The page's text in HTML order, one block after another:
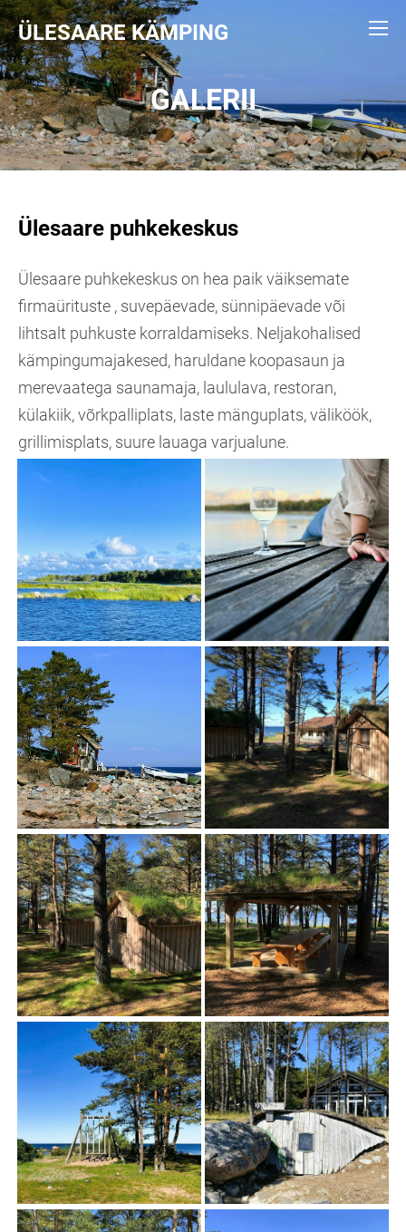
ÜLESAARE KÄMPING
GALERII
Ülesaare puhkekeskus
Ülesaare puhkekeskus on hea paik väiksemate
firmaürituste , suvepäevade, sünnipäevade või
lihtsalt puhkuste korraldamiseks. Neljakohalised
kämpingumajakesed, haruldane koopasaun ja
merevaatega saunamaja, laululava, restoran,
külakiik, võrkpalliplats, laste mänguplats, väliköök,
grillimisplats, suure lauaga varjualune.